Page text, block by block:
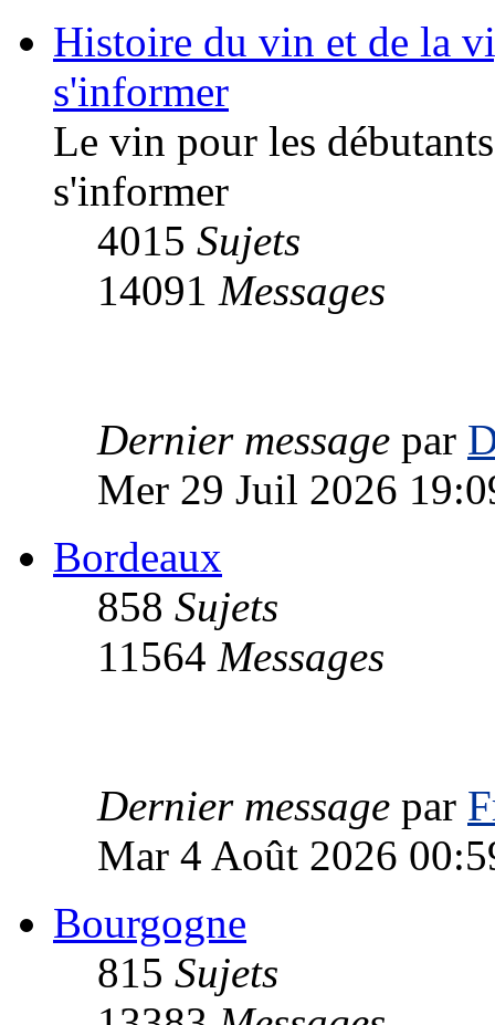
Histoire du vin et de la
s'informer
Le vin pour les
s'informer
4015 Sujets
14091 Messages
Dernier message par
Mer 29 Juil 2026
Bordeaux
858 Sujets
11564 Messages
Dernier message par
Mar 4 Août 2026
Bourgogne
815 Sujets